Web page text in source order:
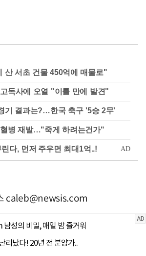
산 서초 건물 450억에 매물로"
독사에 오열 "이틀 만에 발견"
기 결과는?…한국 축구 '5승 2무'
병 재발…"죽게 하려는건가"
caleb@newsis.com